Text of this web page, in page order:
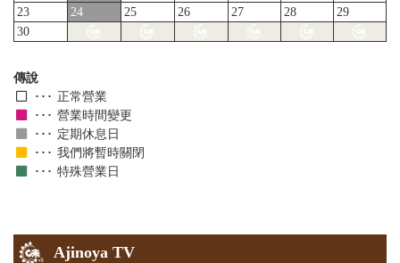
23
24 25 26 27 28
29
30
傳說
正常營業
營業時間變更
定期休息日
我們將暫時關閉
特殊營業日
Ajinoya TV